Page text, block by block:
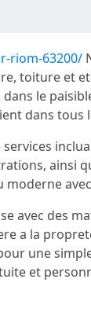
riom-63200/
toiture et
le
dans tous
ainsi
avec des
a la
une
et